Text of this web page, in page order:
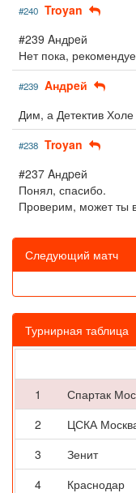
#240 Troyan
#239 Aндpeй
Нет пока,
#239 Aндpeй
Дим, а Детектив
#238 Troyan
#237 Aндpeй
Понял, спасибо.
Проверим, может ты
Следующий матч
Турнирная таблица
1
Спартак
2
ЦСКА
3
Зенит
4
Краснодар